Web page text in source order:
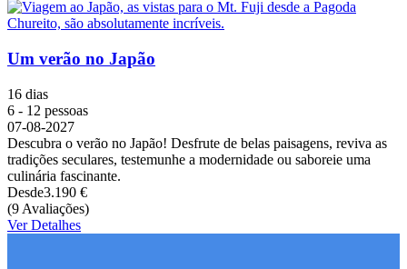
Um verão no Japão
16 dias
6 - 12 pessoas
07-08-2027
Descubra o verão no Japão! Desfrute de belas paisagens, reviva as
tradições seculares, testemunhe a modernidade ou saboreie uma
culinária fascinante.
Desde3.190 €
(9 Avaliações)
Ver Detalhes